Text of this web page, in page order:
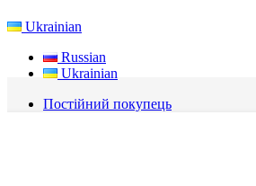
Ukrainian
Russian
Ukrainian
Постійний покупець